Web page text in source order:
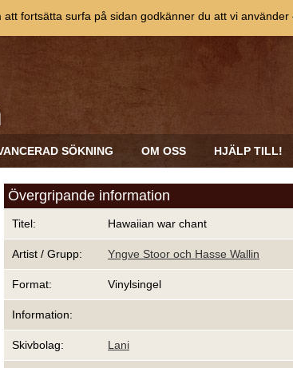
SÖKNING OM OSS HJÄLP TILL!
Övergripande information
Titel: Hawaiian war chant
Artist / Grupp: Yngve Stoor och Hasse Wallin
Format: Vinylsingel
Information:
Skivbolag: Lani
fortsätta surfa på sidan godkänner du att vi använder